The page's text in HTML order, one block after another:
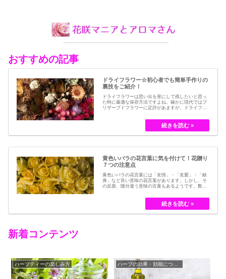
おすすめの記事
ドライフラワー☆初心者でも簡単手作りの
裏技をご紹介！
ドライフラワーは思い出を形にして残したいと思っ
た時に最適な保存方法ですよね。確かに現代ではブ
リザーブドフラワーに定評があますが、ドライフラ
とつです。結婚式のブーケなどに使われた花など、
今では押し花のサービスが有名ですが、昔はドライ
フラワーでも保存されてきました。30代以降の…
黄色いバラの花言葉に気を付けて！花贈り
７つの注意点
黄色いバラの花言葉には「友情」・「友愛」・「献
身」など良い意味の花言葉があります。しかし、そ
の反面、随分違う意味の言葉もあるようです。数多
ローズである「ハイブリット・ティー」の中には、
黄色のバラというのは、存在していませんでした。
しかし、フランスの園芸家ジョセフ・ペルネ＝デ…
新着コンテンツ
ハーブティーの楽しみ方 ハーブの効果・効能について